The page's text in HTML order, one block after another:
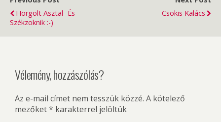
Horgolt Asztal- És
Székzoknik :-)
Csokis Kalács
Vélemény, hozzászólás?
Az e-mail címet nem tesszük közzé. A kötelező
mezőket* karakterrel jelöltük